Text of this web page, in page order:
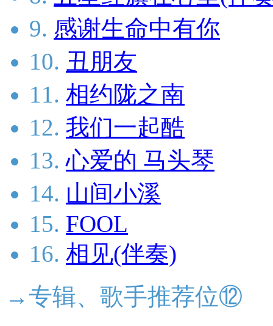
9. 感谢生命中有你
10. 丑朋友
11. 相约陇之南
12. 我们一起酷
13. 心爱的 马头琴
14. 山间小溪
15. FOOL
16. 相见(伴奏)
→专辑、歌手推荐位⑫